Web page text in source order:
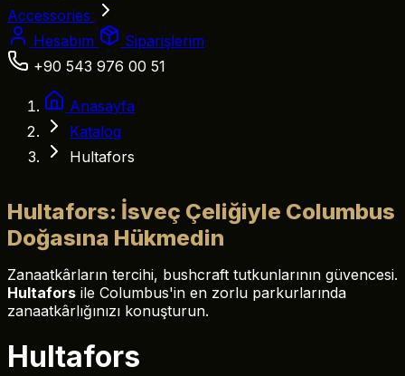
Accessories
Hesabım
Siparişlerim
+90 543 976 00 51
Anasayfa
Katalog
Hultafors
Hultafors: İsveç Çeliğiyle Columbus
Doğasına Hükmedin
Zanaatkârların tercihi, bushcraft tutkunlarının güvencesi.
Hultafors ile Columbus'in en zorlu parkurlarında
zanaatkârlığınızı konuşturun.
Hultafors